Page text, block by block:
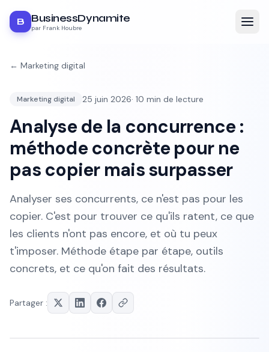
B BusinessDynamite
par Frank Houbre
← Marketing digital
Marketing digital 25 juin 2026· 10 min de lecture
Analyse de la concurrence :
méthode concrète pour ne
pas copier mais surpasser
Analyser ses concurrents, ce n'est pas pour les
copier. C'est pour trouver ce qu'ils ratent, ce que
les clients n'ont pas encore, et où tu peux
t'imposer. Méthode étape par étape, outils
concrets, et ce qu'on fait des résultats.
Partager :